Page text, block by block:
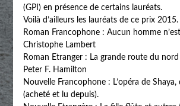
(GPI) en présence de certains lauréats.
Voilà d’ailleurs les lauréats de ce prix 2015.
Roman Francophone : Aucun homme
Christophe Lambert
Roman Etranger : La grande route du
Peter F. Hamilton
Nouvelle Francophone : L’opéra de Shaya,
(acheté et lu depuis).